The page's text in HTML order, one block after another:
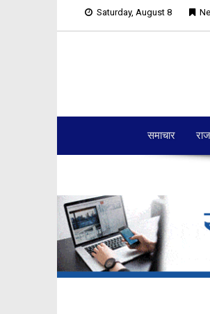
Saturday, August 8
समाचार